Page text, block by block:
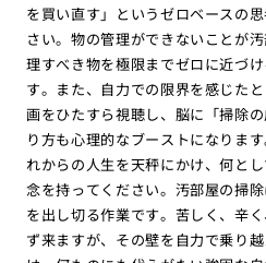
を買い直す」というゼロベースの
さい。物の管理ができないことが
理すべき物を極限までゼロに近づ
す。また、自力での限界を感じた
画をひたすら視聴し、脳に「掃除
り方も心理的なブーストになりま
れからの人生を天秤にかけ、何と
念を持ってください。汚部屋の掃
を出し切る作業です。苦しく、辛
ず来ますが、その壁を自力で乗り